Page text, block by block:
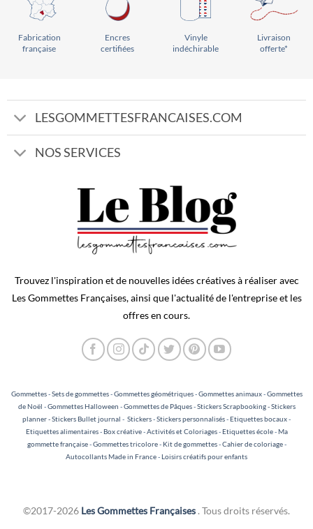
Fabrication
française
Encres
certifiées
Vinyle
indéchirable
Livraison
offerte*
LESGOMMETTESFRANCAISES.COM
NOS SERVICES
Trouvez l'inspiration et de nouvelles idées créatives à réaliser avec
Les Gommettes Françaises, ainsi que l'actualité de l'entreprise et les
offres en cours.
Gommettes-Sets de gommettes-Gommettes géométriques-Gommettes animaux-Gommettes
de Noël -Gommettes Halloween -Gommettes de Pâques-Stickers Scrapbooking - Stickers
planner - Stickers Bullet journal - Stickers-Stickers personnalisés-Etiquettes bocaux-
Etiquettes alimentaires-Box créative-Activités et Coloriages-Etiquettes école-Ma
gommette française-Gommettes tricolore- Kit de gommettes-Cahier de coloriage-
Autocollants Made in France-Loisirs créatifs pour enfants
©2017-2026 Les Gommettes Françaises . Tous droits réservés.